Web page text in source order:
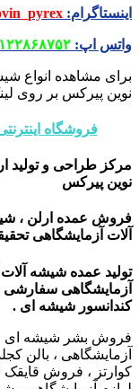
اینستاگرام:
واتس اپ:
برای مشاهده انواع
نوین پیرکس بر روی
فروشگاه
مرکز طراحی و تولید
نوین پیرکس
فروش عمده ارلن ،
آلات آزمایشگاهی
تولید عمده شیشه
آزمایشگاهی سفارشی
کندانسور شیشه ای .
فروش بشر شیشه ای ،
آزمایشگاهی ، بالن
کوارتز ، فروش قایقک